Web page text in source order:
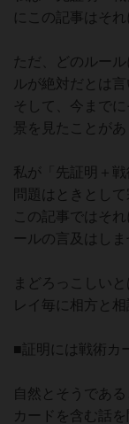
にこの記事はそれ
ただ、どのルー
ルが絶対だとは言
そして、今まで
景を見たことがあ
私が「先証明＋
問題はときとし
この記事ではそ
ールの言及はしま
まどろっこしい
レイ毎に相方と
■証明には戦術カ
自然とそうであ
カードを含む話